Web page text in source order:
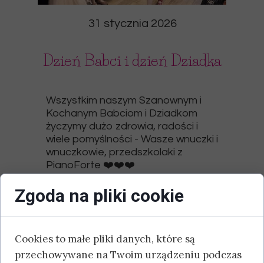
31 stycznia 2026
Dzień Babci i dzień Dziadka
Wszystkim naszym Szanownym i
Kochanym Babciom i Dziadkom
życzymy dużo zdrowia, radości i
wiele pomyślności - Wasze wnuczki i
wnuczkowie, przedszkolaki z
PianoForte ❤️❤️❤️
Zgoda na pliki cookie
Cookies to małe pliki danych, które są
przechowywane na Twoim urządzeniu podczas